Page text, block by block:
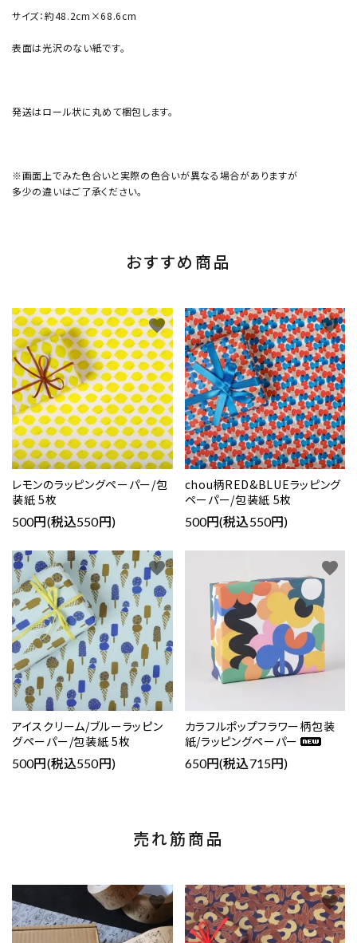
サイズ：約48.2cm×68.6cm
表面は光沢のない紙です。
発送はロール状に丸めて梱包します。
※画面上でみた色合いと実際の色合いが異なる場合がありますが
多少の違いはご了承ください。
おすすめ商品
レモンのラッピングペーパー/包
装紙 5枚
500円(税込550円)
favorite
chou柄RED&BLUEラッピング
ペーパー/包装紙 5枚
500円(税込550円)
favorite
アイスクリーム/ブルーラッピン
グペーパー/包装紙 5枚
500円(税込550円)
favorite
カラフルポップフラワー柄包装
紙/ラッピングペーパー
650円(税込715円)
favorite
売れ筋商品
favorite favorite